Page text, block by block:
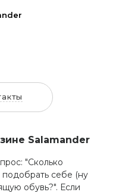
Salamander
"Сколько
себе (ну
обувь?". Если